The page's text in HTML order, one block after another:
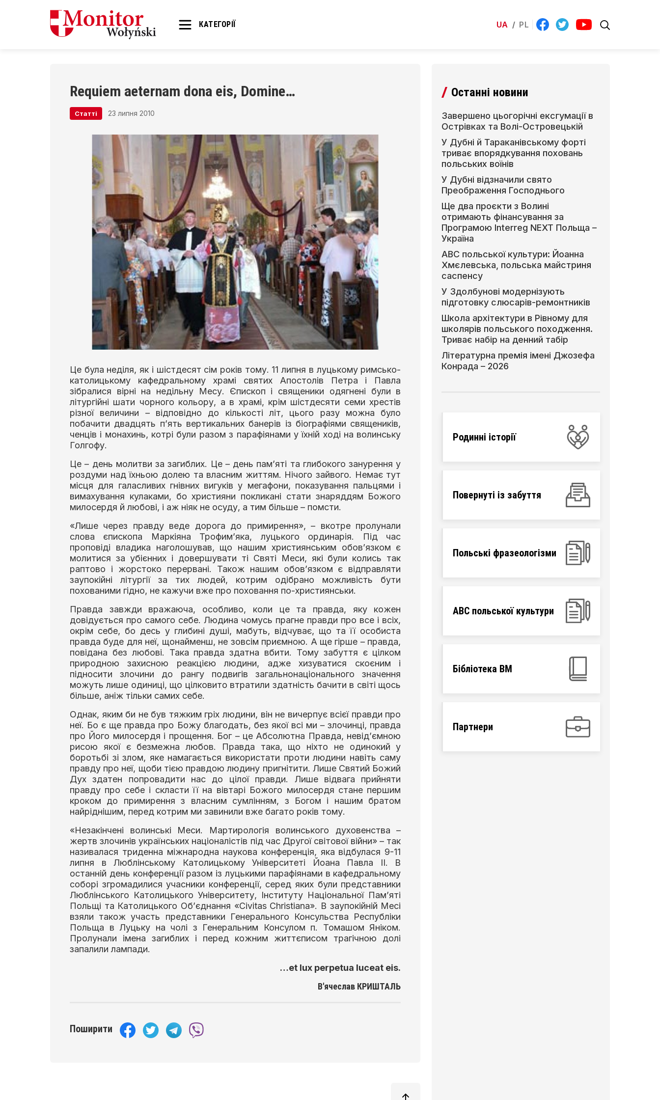
КАТЕГОРІЇ UA / PL
Requiem aeternam dona eis, Domine…
Статті 23 липня 2010
Це була неділя, як і шістдесят сім років тому. 11 липня в луцькому римсько-
католицькому кафедральному храмі святих Апостолів Петра і Павла
зібралися вірні на недільну Месу. Єпископ і священики одягнені були в
літургійні шати чорного кольору, а в храмі, крім шістдесяти семи хрестів
різної величини – відповідно до кількості літ, цього разу можна було
побачити двадцять п’ять вертикальних банерів із біографіями священиків,
ченців і монахинь, котрі були разом з парафіянами у їхній ході на волинську
Голгофу.
Це – день молитви за загиблих. Це – день пам’яті та глибокого занурення у
роздуми над їхньою долею та власним життям. Нічого зайвого. Немає тут
місця для галасливих гнівних вигуків у мегафони, показування пальцями і
вимахування кулаками, бо християни покликані стати знаряддям Божого
милосердя й любові, і аж ніяк не осуду, а тим більше – помсти.
«Лише через правду веде дорога до примирення», – вкотре пролунали
слова єпископа Маркіяна Трофим’яка, луцького ординарія. Під час
проповіді владика наголошував, що нашим християнським обов’язком є
молитися за убієнних і довершувати ті Святі Меси, які були колись так
раптово і жорстоко перервані. Також нашим обов’язком є відправляти
заупокійні літургії за тих людей, котрим одібрано можливість бути
похованими гідно, не кажучи вже про поховання по-християнськи.
Правда завжди вражаюча, особливо, коли це та правда, яку кожен
довідується про самого себе. Людина чомусь прагне правди про все і всіх,
окрім себе, бо десь у глибині душі, мабуть, відчуває, що та її особиста
правда буде для неї, щонайменш, не зовсім приємною. А ще гірше – правда,
повідана без любові. Така правда здатна вбити. Тому забуття є цілком
природною захисною реакцією людини, адже хизуватися скоєним і
підносити злочини до рангу подвигів загальнонаціонального значення
можуть лише одиниці, що цілковито втратили здатність бачити в світі щось
більше, аніж тільки самих себе.
Однак, яким би не був тяжким гріх людини, він не вичерпує всієї правди про
неї. Бо є ще правда про Божу благодать, без якої всі ми – злочинці, правда
про Його милосердя і прощення. Бог – це Абсолютна Правда, невід’ємною
рисою якої є безмежна любов. Правда така, що ніхто не одинокий у
боротьбі зі злом, яке намагається використати проти людини навіть саму
правду про неї, щоби тією правдою людину пригнітити. Лише Святий Божий
Дух здатен попровадити нас до цілої правди. Лише відвага прийняти
правду про себе і скласти її на вівтарі Божого милосердя стане першим
кроком до примирення з власним сумлінням, з Богом і нашим братом
найріднішим, перед котрим ми завинили вже багато років тому.
«Незакінчені волинські Меси. Мартирологія волинського духовенства –
жертв злочинів українських націоналістів під час Другої світової війни» – так
називалася триденна міжнародна наукова конференція, яка відбулася 9-11
липня в Люблінському Католицькому Університеті Йоана Павла ІІ. В
останній день конференції разом із луцькими парафіянами в кафедральному
соборі згромадилися учасники конференції, серед яких були представники
Люблінського Католицького Університету, Інституту Національної Пам’яті
Польщі та Католицького Об’єднання «Civitas Christiana». В заупокійній Месі
взяли також участь представники Генерального Консульства Республіки
Польща в Луцьку на чолі з Генеральним Консулом п. Томашом Яніком.
Пролунали імена загиблих і перед кожним життєписом трагічною долі
запалили лампади.
…et lux perpetua luceat eis.
В'ячеслав КРИШТАЛЬ
Поширити
Останні новини
Завершено цьогорічні ексгумації в
Острівках та Волі-Островецькій
У Дубні й Тараканівському форті
триває впорядкування поховань
польських воїнів
У Дубні відзначили свято
Преображення Господнього
Ще два проєкти з Волині
отримають фінансування за
Програмою Interreg NEXT Польща –
Україна
АВС польської культури: Йоанна
Хмєлевська, польська майстриня
саспенсу
У Здолбунові модернізують
підготовку слюсарів-ремонтників
Школа архітектури в Рівному для
школярів польського походження.
Триває набір на денний табір
Літературна премія імені Джозефа
Конрада – 2026
Родинні історії
Повернуті із забуття
Польські фразеологізми
ABC польської культури
Бібліотека ВМ
Партнери